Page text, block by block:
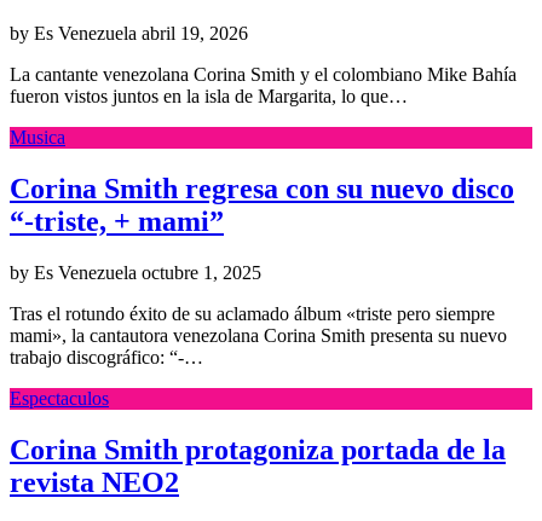
by Es Venezuela abril 19, 2026
La cantante venezolana Corina Smith y el colombiano Mike Bahía
fueron vistos juntos en la isla de Margarita, lo que…
Musica
Corina Smith regresa con su nuevo disco
“-triste, + mami”
by Es Venezuela octubre 1, 2025
Tras el rotundo éxito de su aclamado álbum «triste pero siempre
mami», la cantautora venezolana Corina Smith presenta su nuevo
trabajo discográfico: “-…
Espectaculos
Corina Smith protagoniza portada de la
revista NEO2